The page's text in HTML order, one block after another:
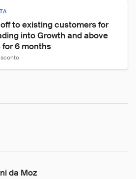
to existing customers for
into Growth and above
for 6 months
da Moz